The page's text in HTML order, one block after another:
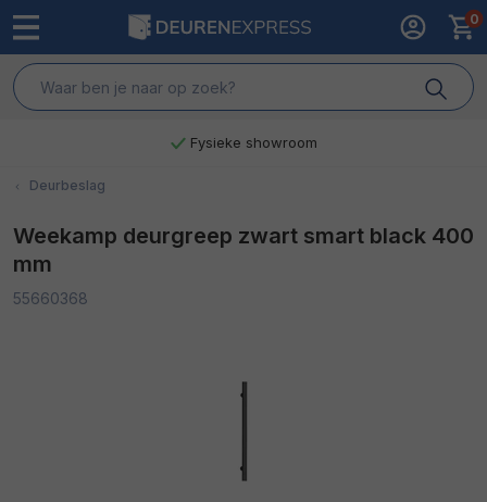
Fysieke showroom
Deurbeslag
Weekamp deurgreep zwart smart black 400
mm
55660368